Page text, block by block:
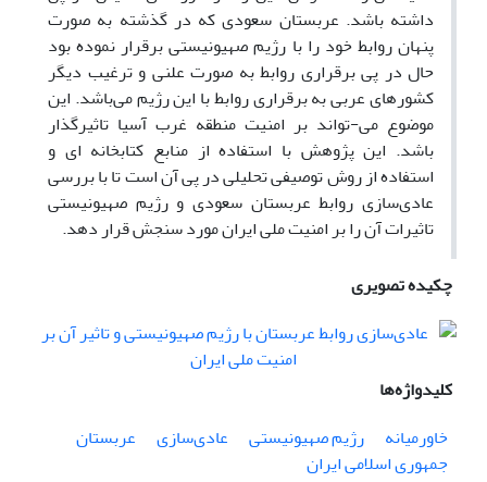
داشته باشد. عربستان سعودی که در گذشته به صورت
پنهان روابط خود را با رژیم صهیونیستی برقرار نموده بود
حال در پی برقراری روابط به صورت علنی و ترغیب دیگر
کشورهای عربی به برقراری روابط با این رژیم می‌باشد. این
موضوع می-تواند بر امنیت منطقه غرب آسیا تاثیرگذار
باشد. این پژوهش با استفاده از منابع کتابخانه ای و
استفاده از روش توصیفی تحلیلی در پی آن است تا با بررسی
عادی‌سازی روابط عربستان سعودی و رژیم صهیونیستی
تاثیرات آن را بر امنیت ملی ایران مورد سنجش قرار دهد.
چکیده تصویری
کلیدواژه‌ها
خاورمیانه
رژیم صهیونیستی عادی‌سازی
عربستان
جمهوری اسلامی ایران